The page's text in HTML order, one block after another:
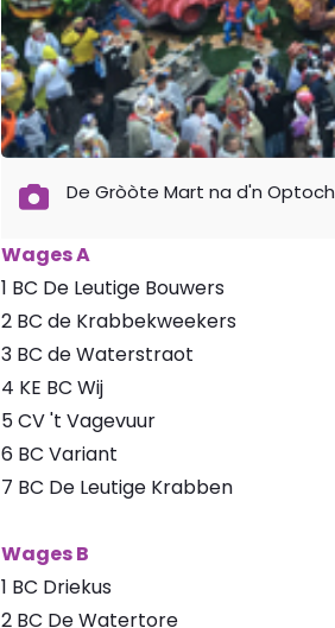
De Gròòte Mart na d'n
Wages A
1 BC De Leutige Bouwers
2 BC de Krabbekweekers
3 BC de Waterstraot
4 KE BC Wij
5 CV 't Vagevuur
6 BC Variant
7 BC De Leutige Krabben
Wages B
1 BC Driekus
2 BC De Watertore